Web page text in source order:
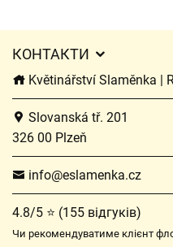
КОНТАКТИ
Květinářství Slaměnka |
Slovanská tř. 201
326 00 Plzeň
info@eslamenka.cz
4.8/5 ⭐ (155 відгуків)
Чи рекомендуватиме клієнт